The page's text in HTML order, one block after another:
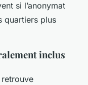
si l’anonymat
quartiers plus
inclus